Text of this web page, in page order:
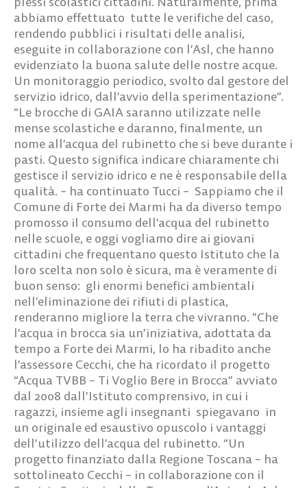
abbiamo effettuato tutte le verifiche del caso,
rendendo pubblici i risultati delle analisi,
eseguite in collaborazione con l’Asl, che hanno
evidenziato la buona salute delle nostre acque.
Un monitoraggio periodico, svolto dal gestore del
servizio idrico, dall’avvio della sperimentazione”.
“Le brocche di GAIA saranno utilizzate nelle
mense scolastiche e daranno, finalmente, un
nome all’acqua del rubinetto che si beve durante i
pasti. Questo significa indicare chiaramente chi
gestisce il servizio idrico e ne è responsabile della
qualità. – ha continuato Tucci – Sappiamo che il
Comune di Forte dei Marmi ha da diverso tempo
promosso il consumo dell’acqua del rubinetto
nelle scuole, e oggi vogliamo dire ai giovani
cittadini che frequentano questo Istituto che la
loro scelta non solo è sicura, ma è veramente di
buon senso: gli enormi benefici ambientali
nell’eliminazione dei rifiuti di plastica,
renderanno migliore la terra che vivranno. ”Che
l’acqua in brocca sia un’iniziativa, adottata da
tempo a Forte dei Marmi, lo ha ribadito anche
l’assessore Cecchi, che ha ricordato il progetto
“Acqua TVBB – Ti Voglio Bere in Brocca” avviato
dal 2008 dall’Istituto comprensivo, in cui i
ragazzi, insieme agli insegnanti spiegavano in
un originale ed esaustivo opuscolo i vantaggi
dell’utilizzo dell’acqua del rubinetto. “Un
progetto finanziato dalla Regione Toscana – ha
sottolineato Cecchi – in collaborazione con il